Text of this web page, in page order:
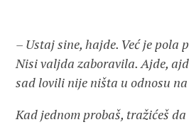
– Ustaj sine, hajde. Već je pola
Nisi valjda zaboravila. Ajde,
sad lovili nije ništa u odnosu
Kad jednom probaš, tražićeš